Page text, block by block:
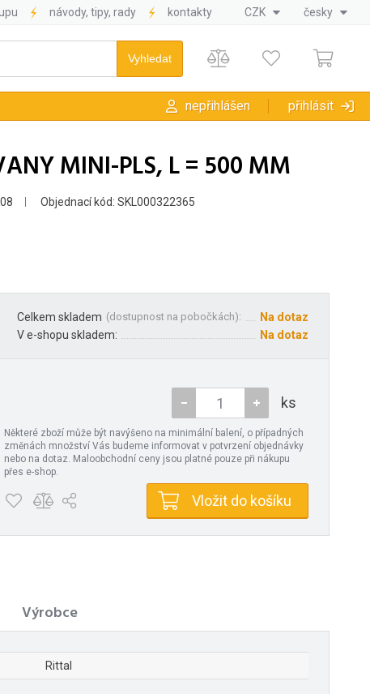
návody, tipy, rady kontakty CZK česky
nepřihlášen přihlásit
MINI-PLS, L = 500 MM
Objednací kód: SKL000322365
Celkem skladem (dostupnost na pobočkách):
Na dotaz
V e-shopu skladem:
Na dotaz
ks
Některé zboží může být navýšeno na minimální balení, o případných
změnách množství Vás budeme informovat v potvrzení objednávky
nebo na dotaz. Maloobchodní ceny jsou platné pouze při nákupu
přes e-shop.
Vložit do košíku
Výrobce
Rittal